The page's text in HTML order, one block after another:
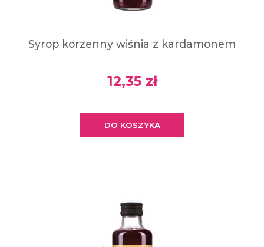
Syrop korzenny wiśnia z kardamonem
12,35 zł
DO KOSZYKA